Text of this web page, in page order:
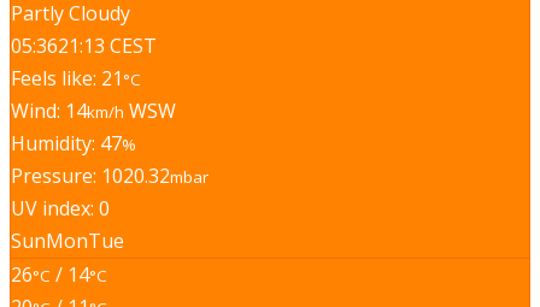
Partly Cloudy
05:3621:13 CEST
Feels like: 21 °C
Wind: 14km/h WSW
Humidity: 47%
Pressure: 1020.32mbar
UV index: 0
SunMonTue
26°C / 14°C